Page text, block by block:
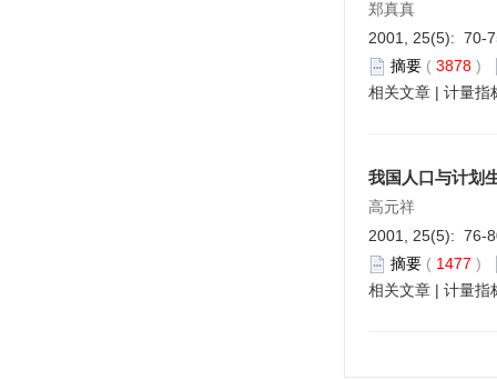
郑真真
2001, 25(5): 70-
摘要 ( 3878 )
相关文章 | 计量指
我国人口与计划
高元祥
2001, 25(5): 76-
摘要 ( 1477 )
相关文章 | 计量指